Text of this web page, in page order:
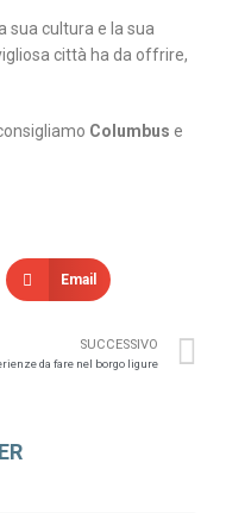
sua cultura e la sua
città ha da offrire,
Columbus e
Email
SUCCESSIVO
da fare nel borgo ligure